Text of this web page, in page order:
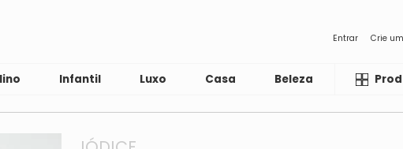
Entrar Crie
Infantil Luxo Casa Beleza Liquida